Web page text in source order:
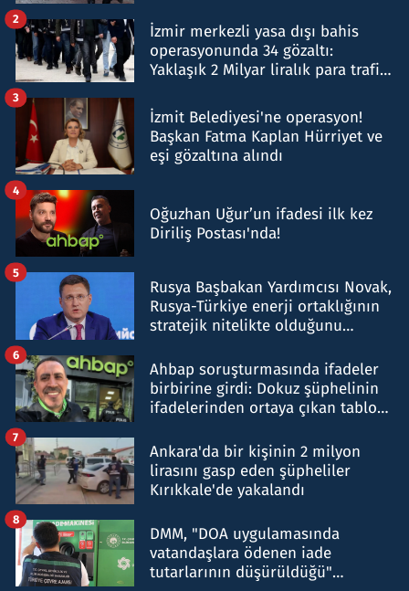
İzmir merkezli yasa dışı bahis
operasyonunda 34 gözaltı:
Yaklaşık 2 Milyar liralık para trafiği
2
İzmit Belediyesi'ne operasyon!
Başkan Fatma Kaplan Hürriyet ve
eşi gözaltına alındı
3
Oğuzhan Uğur’un ifadesi ilk kez
Diriliş Postası'nda!
4
Rusya Başbakan Yardımcısı Novak,
Rusya-Türkiye enerji ortaklığının
stratejik nitelikte olduğunu
5
Ahbap soruşturmasında ifadeler
birbirine girdi: Dokuz şüphelinin
ifadelerinden ortaya çıkan tablo
6
Ankara'da bir kişinin 2 milyon
lirasını gasp eden şüpheliler
Kırıkkale'de yakalandı
7
DMM, "DOA uygulamasında
vatandaşlara ödenen iade
tutarlarının düşürüldüğü"
8